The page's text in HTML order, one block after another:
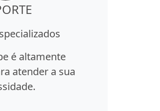
é altamente
atender a sua